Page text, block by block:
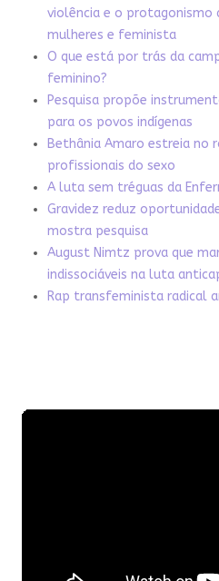
violência e o protagonismo
mulheres e feminista
O que está por trás da
feminino?
Pesquisa propõe
para os povos indígenas
Bethânia Amaro estreia no
profissionais do sexo
A luta sem tréguas da
Gravidez reduz
mostra pesquisa
August Nimtz prova que
indissociáveis na luta
Rap transfeminista radical